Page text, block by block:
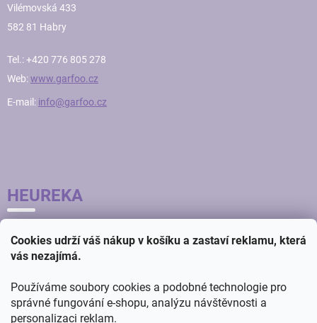
Cookies udrží váš nákup v košíku a zastaví reklamu, která
vás nezajímá.
Používáme soubory cookies a podobné technologie pro
správné fungování e-shopu, analýzu návštěvnosti a
personalizaci reklam.
Vilémovská 433
582 81 Habry
Tel.: +420 776 805 278
Web:www.garfoo.cz
E-mail: info@garfoo.cz
HEUREKA